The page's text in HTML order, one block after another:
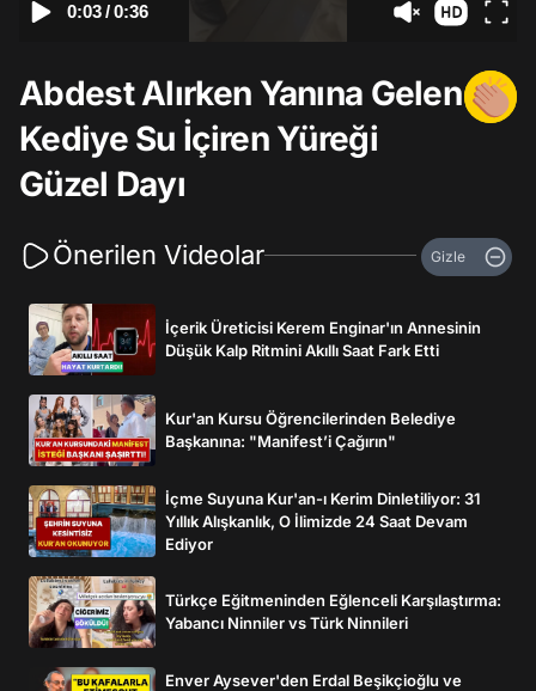
0:03/0:36
Abdest Alırken Yanına Gelen
Kediye Su İçiren Yüreği
Güzel Dayı
Önerilen Videolar Gizle
İçerik Üreticisi Kerem Enginar'ın Annesinin
Düşük Kalp Ritmini Akıllı Saat Fark Etti
Kur'an Kursu Öğrencilerinden Belediye
Başkanına: "Manifest’i Çağırın"
İçme Suyuna Kur'an-ı Kerim Dinletiliyor: 31
Yıllık Alışkanlık, O İlimizde 24 Saat Devam
Ediyor
Türkçe Eğitmeninden Eğlenceli Karşılaştırma:
Yabancı Ninniler vs Türk Ninnileri
Enver Aysever'den Erdal Beşikçioğlu ve